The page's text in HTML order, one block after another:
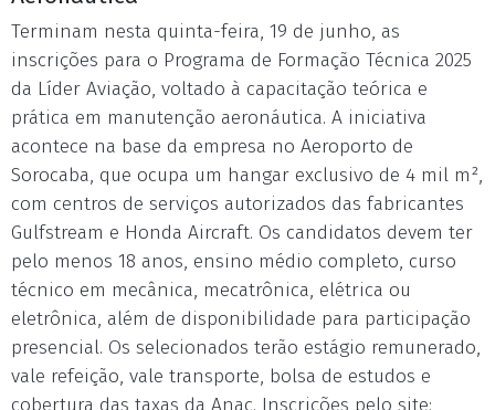
Terminam nesta quinta-feira, 19 de junho, as
inscrições para o Programa de Formação Técnica 2025
da Líder Aviação, voltado à capacitação teórica e
prática em manutenção aeronáutica. A iniciativa
acontece na base da empresa no Aeroporto de
Sorocaba, que ocupa um hangar exclusivo de 4 mil m²,
com centros de serviços autorizados das fabricantes
Gulfstream e Honda Aircraft. Os candidatos devem ter
pelo menos 18 anos, ensino médio completo, curso
técnico em mecânica, mecatrônica, elétrica ou
eletrônica, além de disponibilidade para participação
presencial. Os selecionados terão estágio remunerado,
vale refeição, vale transporte, bolsa de estudos e
cobertura das taxas da Anac. Inscrições pelo site: